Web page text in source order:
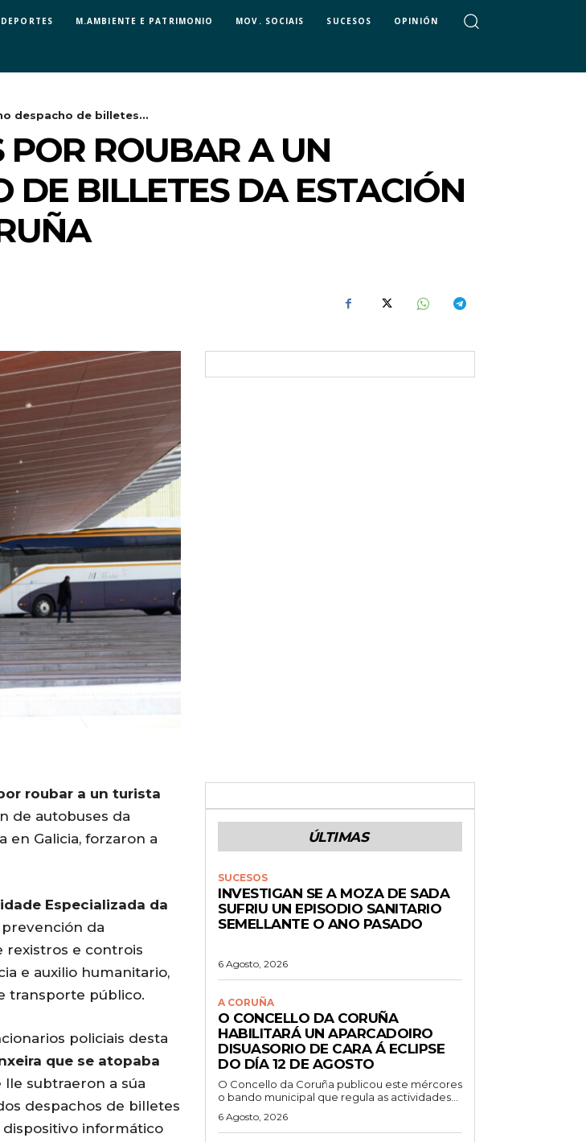
DEPORTES M.AMBIENTE E PATRIMONIO MOV. SOCIAIS SUCESOS OPINIÓN
despacho de billetes...
ROUBAR A UN
DE BILLETES DA ESTACIÓN
roubar a un turista
de autobuses da
en Galicia, forzaron a
Especializada da
da
rexistros e controis
e auxilio humanitario,
transporte público.
policiais desta
que se atopaba
subtraeron a súa
despachos de billetes
dispositivo informático
ÚLTIMAS
SUCESOS
INVESTIGAN SE A MOZA DE SADA
SUFRIU UN EPISODIO SANITARIO
SEMELLANTE O ANO PASADO
6 Agosto, 2026
A CORUÑA
O CONCELLO DA CORUÑA
HABILITARÁ UN APARCADOIRO
DISUASORIO DE CARA Á ECLIPSE
DO DÍA 12 DE AGOSTO
O Concello da Coruña publicou este mércores
o bando municipal que regula as actividades...
6 Agosto, 2026